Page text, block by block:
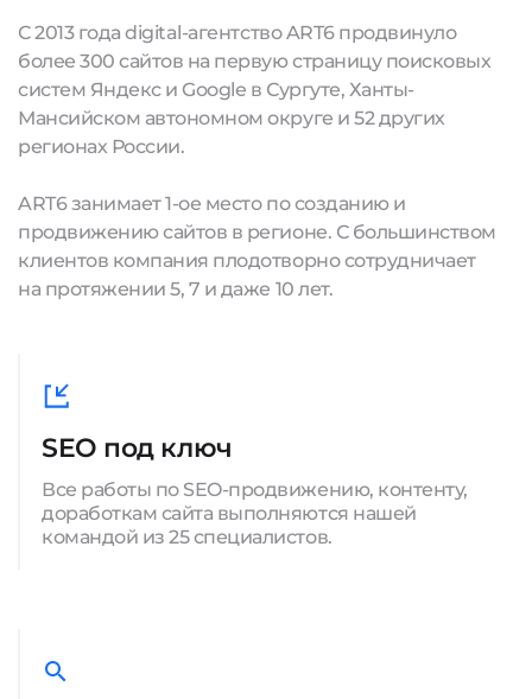
С 2013 года digital-агентство ART6 продвинуло
более 300 сайтов на первую страницу поисковых
систем Яндекс и Google в Сургуте, Ханты-
Мансийском автономном округе и 52 других
регионах России.
ART6 занимает 1-ое место по созданию и
продвижению сайтов в регионе. С большинством
клиентов компания плодотворно сотрудничает
на протяжении 5, 7 и даже 10 лет.
SEO под ключ
Все работы по SEO-продвижению, контенту,
доработкам сайта выполняются нашей
командой из 25 специалистов.